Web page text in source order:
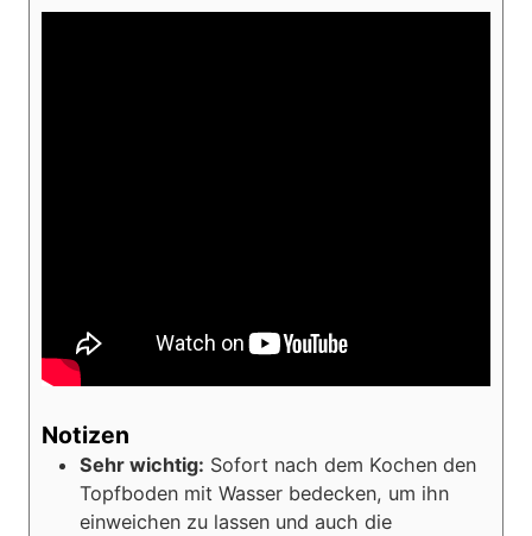
Notizen
Sehr wichtig: Sofort nach dem Kochen den
Topfboden mit Wasser bedecken, um ihn
einweichen zu lassen und auch die